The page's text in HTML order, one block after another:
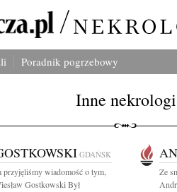
Poradnik pogrzebowy
Inne nekrologi
GDAŃSK
wiadomość o tym,
Gostkowski Był
Ze